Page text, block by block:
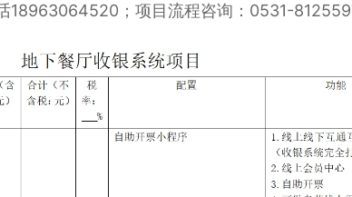
；项目流程咨询：0531-